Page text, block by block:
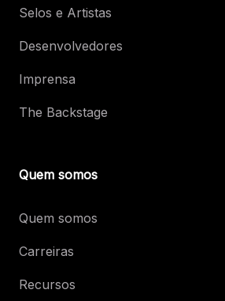
Selos e Artistas
Desenvolvedores
Imprensa
The Backstage
Quem somos
Quem somos
Carreiras
Recursos